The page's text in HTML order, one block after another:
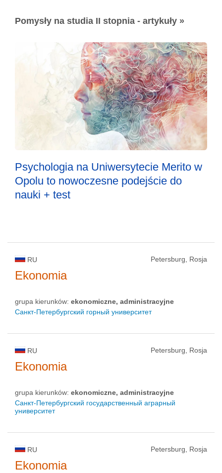
Pomysły na studia II stopnia - artykuły »
Psychologia na Uniwersytecie Merito w
Opolu to nowoczesne podejście do
nauki + test
RU Petersburg, Rosja
Ekonomia
grupa kierunków: ekonomiczne, administracyjne
Санкт-Петербургский горный университет
RU Petersburg, Rosja
Ekonomia
grupa kierunków: ekonomiczne, administracyjne
Санкт-Петербургский государственный аграрный
университет
RU Petersburg, Rosja
Ekonomia